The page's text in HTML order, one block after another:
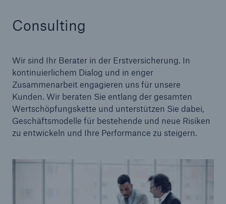
Consulting
Wir sind Ihr Berater in der Erstversicherung. In
kontinuierlichem Dialog und in enger
Zusammenarbeit engagieren uns für unsere
Kunden. Wir beraten Sie entlang der gesamten
Wertschöpfungskette und unterstützen Sie dabei,
Geschäftsmodelle für bestehende und neue Risiken
zu entwickeln und Ihre Performance zu steigern.
Fakten
Leistungsentscheidung in der BU-